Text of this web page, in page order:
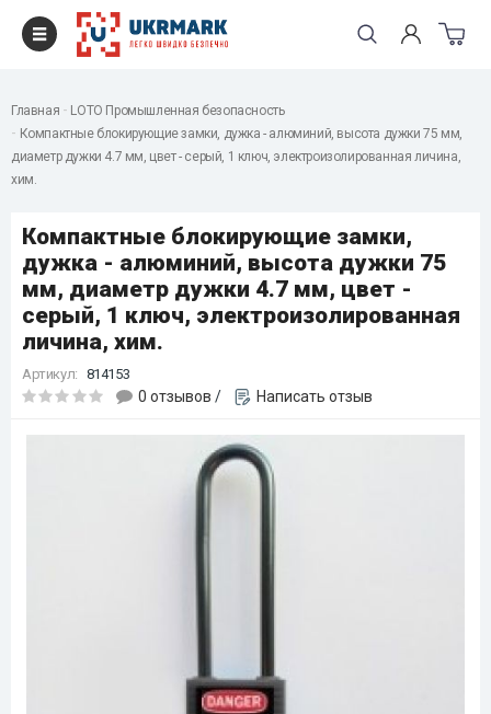
Главная
LOTO Промышленная безопасность
Компактные блокирующие замки, дужка - алюминий, высота дужки 75 мм,
диаметр дужки 4.7 мм, цвет - серый, 1 ключ, электроизолированная личина,
хим.
Компактные блокирующие замки,
дужка - алюминий, высота дужки 75
мм, диаметр дужки 4.7 мм, цвет -
серый, 1 ключ, электроизолированная
личина, хим.
Артикул: 814153
0 отзывов / Написать отзыв